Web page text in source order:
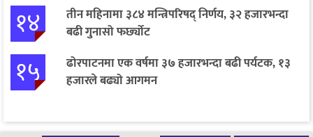
१४
तीन महिनामा ३८४ मन्त्रिपरिषद् निर्णय, ३२ हजारभन्दा
बढी गुनासो फर्छ्योट
१५
ढोरपाटनमा एक वर्षमा ३७ हजारभन्दा बढी पर्यटक, १३
हजारले बढ्यो आगमन